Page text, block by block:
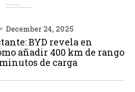
December 24, 2025
BYD revela en
añadir 400 km de rango
de carga